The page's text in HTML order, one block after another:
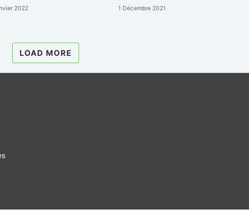
2022 1 Décembre 2021
LOAD MORE